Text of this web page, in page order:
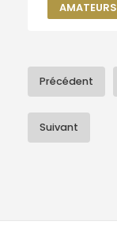
AMATEURS
Précédent
Suivant